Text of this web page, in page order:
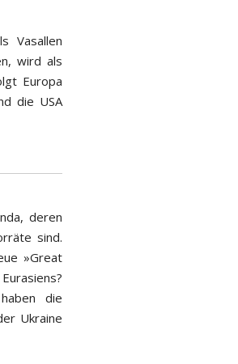
Vasallen
wird als
Europa
die USA
deren
sind.
»Great
die
Ukraine